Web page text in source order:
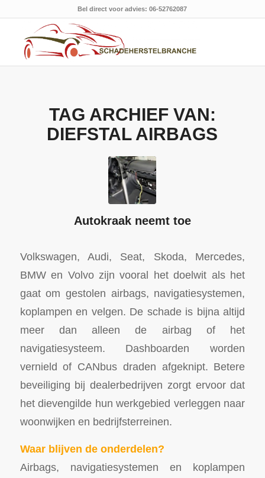
Bel direct voor advies: 06-52762087
TAG ARCHIEF VAN:
DIEFSTAL AIRBAGS
Autokraak neemt toe
Volkswagen, Audi, Seat, Skoda, Mercedes,
BMW en Volvo zijn vooral het doelwit als het
gaat om gestolen airbags, navigatiesystemen,
koplampen en velgen. De schade is bijna altijd
meer dan alleen de airbag of het
navigatiesysteem. Dashboarden worden
vernield of CANbus draden afgeknipt. Betere
beveiliging bij dealerbedrijven zorgt ervoor dat
het dievengilde hun werkgebied verleggen naar
woonwijken en bedrijfsterreinen.
Waar blijven de onderdelen?
Airbags, navigatiesystemen en koplampen